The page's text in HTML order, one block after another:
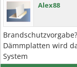
Alex88
Dämmplatten wird
System